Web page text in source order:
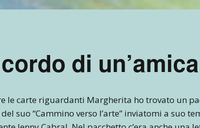
di un’amica
le carte riguardanti Margherita ho trovato un
suo “Cammino verso l’arte” inviatomi a suo